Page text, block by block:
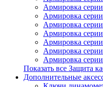
Армировка
Армировка
Армировка
Армировка
Армировка
Армировка
Армировка
Показать все Защита
Дополнительные